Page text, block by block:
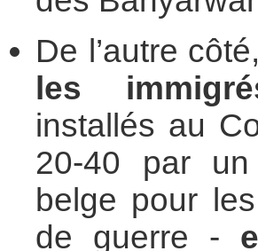
De l’autre
les
installés au
20-40 par un
belge pour
de guerre -